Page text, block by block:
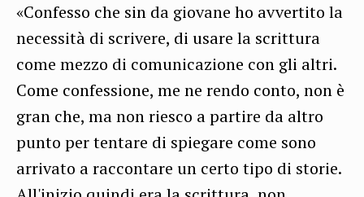
«Confesso che sin da giovane ho avvertito la
necessità di scrivere, di usare la scrittura
come mezzo di comunicazione con gli altri.
Come confessione, me ne rendo conto, non è
gran che, ma non riesco a partire da altro
punto per tentare di spiegare come sono
arrivato a raccontare un certo tipo di storie.